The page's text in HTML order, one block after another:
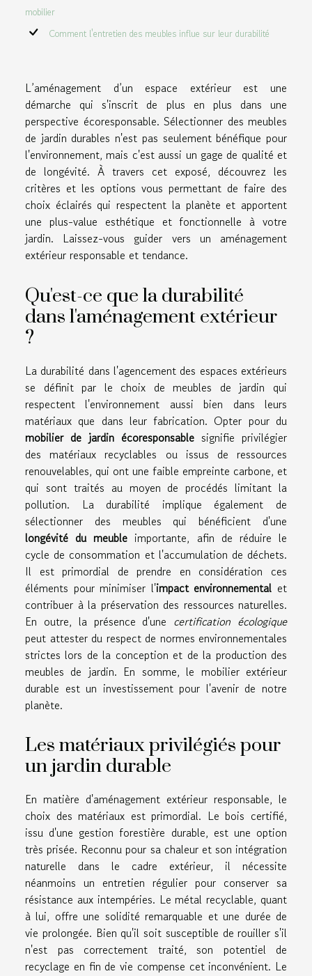
mobilier
Comment l'entretien des meubles influe sur leur durabilité
L’aménagement d’un espace extérieur est une
démarche qui s'inscrit de plus en plus dans une
perspective écoresponsable. Sélectionner des meubles
de jardin durables n'est pas seulement bénéfique pour
l'environnement, mais c'est aussi un gage de qualité et
de longévité. À travers cet exposé, découvrez les
critères et les options vous permettant de faire des
choix éclairés qui respectent la planète et apportent
une plus-value esthétique et fonctionnelle à votre
jardin. Laissez-vous guider vers un aménagement
extérieur responsable et tendance.
Qu'est-ce que la durabilité
dans l'aménagement extérieur
?
La durabilité dans l'agencement des espaces extérieurs
se définit par le choix de meubles de jardin qui
respectent l'environnement aussi bien dans leurs
matériaux que dans leur fabrication. Opter pour du
mobilier de jardin écoresponsable signifie privilégier
des matériaux recyclables ou issus de ressources
renouvelables, qui ont une faible empreinte carbone, et
qui sont traités au moyen de procédés limitant la
pollution. La durabilité implique également de
sélectionner des meubles qui bénéficient d'une
longévité du meuble importante, afin de réduire le
cycle de consommation et l'accumulation de déchets.
Il est primordial de prendre en considération ces
éléments pour minimiser l'impact environnemental et
contribuer à la préservation des ressources naturelles.
En outre, la présence d'une certification écologique
peut attester du respect de normes environnementales
strictes lors de la conception et de la production des
meubles de jardin. En somme, le mobilier extérieur
durable est un investissement pour l'avenir de notre
planète.
Les matériaux privilégiés pour
un jardin durable
En matière d'aménagement extérieur responsable, le
choix des matériaux est primordial. Le bois certifié,
issu d'une gestion forestière durable, est une option
très prisée. Reconnu pour sa chaleur et son intégration
naturelle dans le cadre extérieur, il nécessite
néanmoins un entretien régulier pour conserver sa
résistance aux intempéries. Le métal recyclable, quant
à lui, offre une solidité remarquable et une durée de
vie prolongée. Bien qu'il soit susceptible de rouiller s'il
n'est pas correctement traité, son potentiel de
recyclage en fin de vie compense cet inconvénient. Le